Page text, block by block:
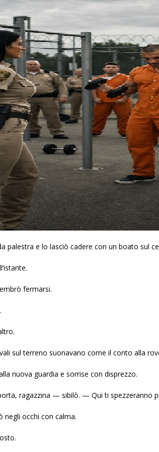
palestra e lo lasciò cadere con un boato sul
fermarsi.
sul terreno suonavano come il conto alla
nuova guardia e sorrise con disprezzo.
ragazzina — sibilò. — Qui ti spezzeranno
negli occhi con calma.